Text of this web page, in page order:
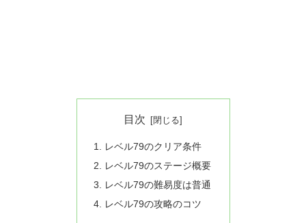
目次
レベル79のクリア条件
レベル79のステージ概要
レベル79の難易度は普通
レベル79の攻略のコツ